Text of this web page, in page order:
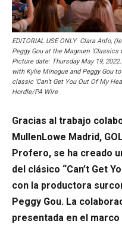
EDITORIAL USE ONLY Clara Anfo,
Peggy Gou at the Magnum ‘Classics
Picture date: Thursday May 19,
with Kylie Minogue and Peggy Gou
classic ‘Can’t Get You Out Of My
Hordle/PA Wire
Gracias al trabajo
MullenLowe Madrid,
Profero, se ha creado
del clásico “Can’t Get
con la productora
Peggy Gou. La
presentada en el